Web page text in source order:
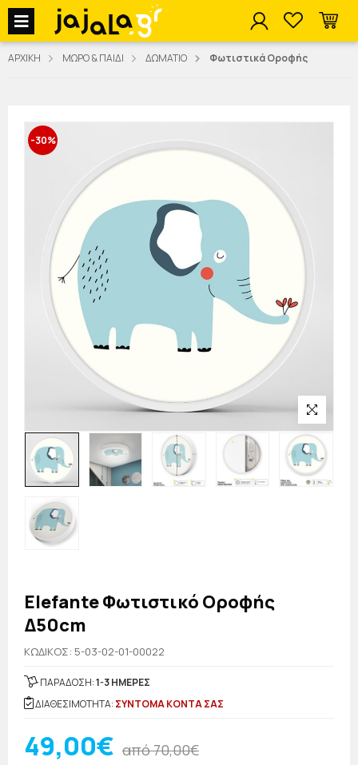
jajala Menu
ΑΡΧΙΚΗ ΜΩΡΟ & ΠΑΙΔΙ ΔΩΜΑΤΙΟ Φωτιστικά Οροφής
-30%
Elefante Φωτιστικό Οροφής
Δ50cm
KΩΔΙΚΟΣ: 5-03-02-01-00022
ΠΑΡΑΔΟΣΗ:1-3 ΗΜΕΡΕΣ
ΔΙΑΘΕΣΙΜΟΤΗΤΑ: ΣΥΝΤΟΜΑ ΚΟΝΤΑ ΣΑΣ
49,00€ από 70,00€